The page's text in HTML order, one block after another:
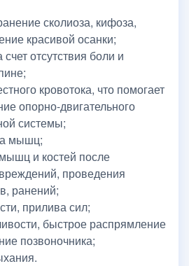
сколиоза, кифоза,
красивой осанки;
отсутствия боли и
кровотока, что помогает
опорно-двигательного
системы;
мышц;
и костей после
проведения
ранений;
прилива сил;
быстрое распрямление
позвоночника;